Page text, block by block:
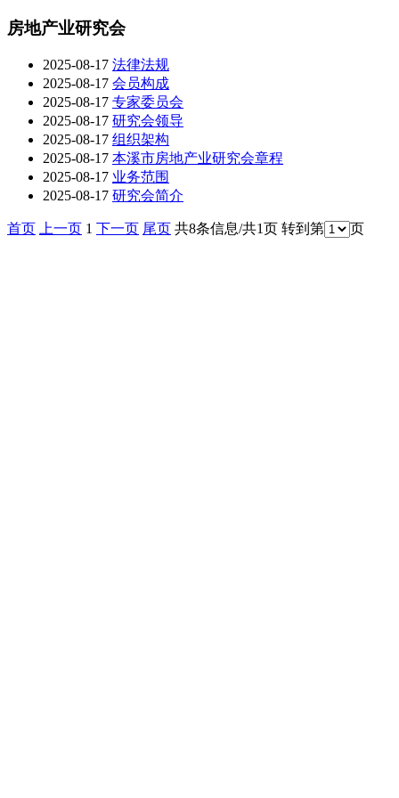
房地产业研究会
2025-08-17 法律法规
2025-08-17 会员构成
2025-08-17 专家委员会
2025-08-17 研究会领导
2025-08-17 组织架构
2025-08-17 本溪市房地产业研究会章程
2025-08-17 业务范围
2025-08-17 研究会简介
首页 上一页 1 下一页 尾页 共8条信息/共1页 转到第 页